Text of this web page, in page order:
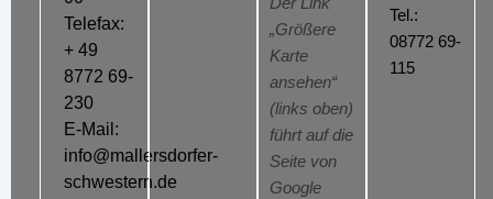
Telefax:
+ 49
8772 69-
230
E-Mail:
info@mallersdorfer-
schwestern.de
„Größere
Karte
ansehen“
(links oben)
führt auf die
Seite von
Google
Tel.:
08772 69-
115